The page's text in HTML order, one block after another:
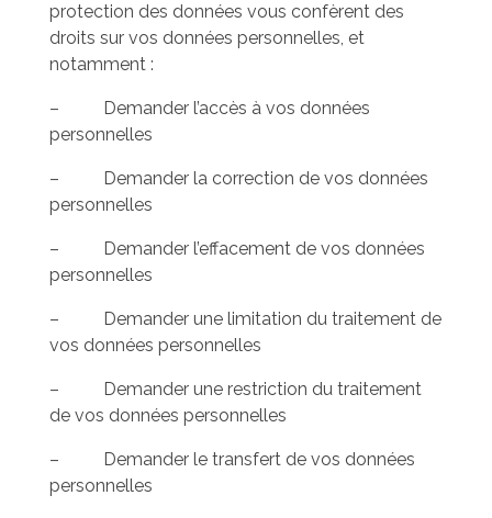
protection des données vous confèrent des
droits sur vos données personnelles, et
notamment :
– Demander l’accès à vos données
personnelles
– Demander la correction de vos données
personnelles
– Demander l’effacement de vos données
personnelles
– Demander une limitation du traitement de
vos données personnelles
– Demander une restriction du traitement
de vos données personnelles
– Demander le transfert de vos données
personnelles